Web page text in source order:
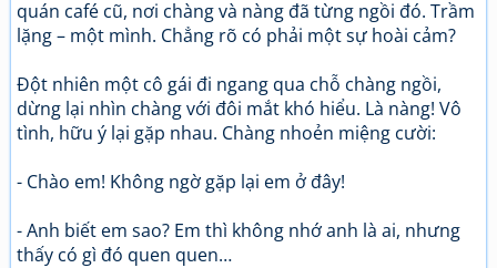
quán café cũ, nơi chàng và nàng đã từng ngồi đó. Trầm
lặng – một mình. Chẳng rõ có phải một sự hoài cảm?
Đột nhiên một cô gái đi ngang qua chỗ chàng ngồi,
dừng lại nhìn chàng với đôi mắt khó hiểu. Là nàng! Vô
tình, hữu ý lại gặp nhau. Chàng nhoẻn miệng cười:
- Chào em! Không ngờ gặp lại em ở đây!
- Anh biết em sao? Em thì không nhớ anh là ai, nhưng
thấy có gì đó quen quen…